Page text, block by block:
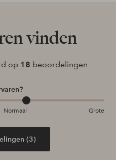
vinden
op 18 beoordelingen
Normaal Grote
(3)